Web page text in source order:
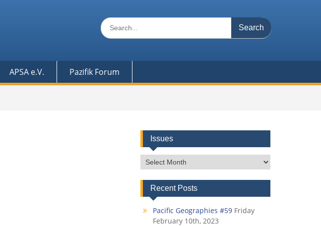
Search
for:
APSA e.V. Pazifik Forum
Issues
Issues
Recent Posts
Pacific Geographies #59 Friday
February 10th, 2023